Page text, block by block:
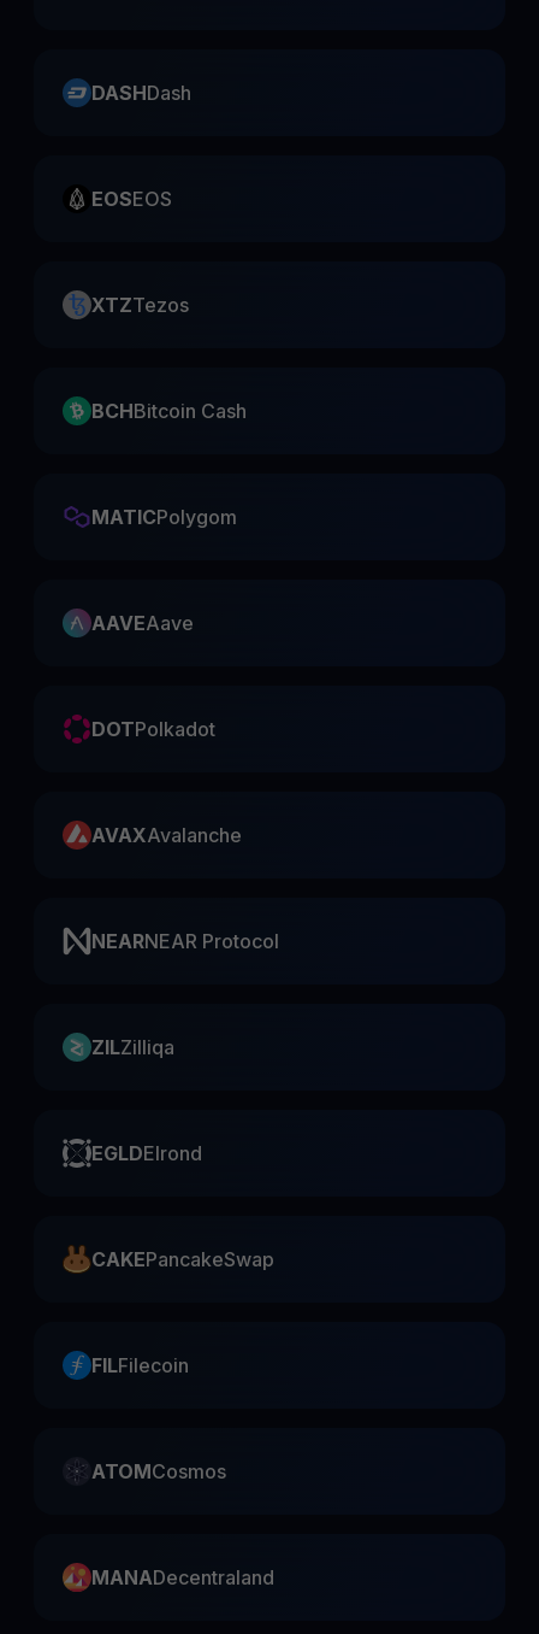
DASHDash
EOSEOS
XTZTezos
BCHBitcoin Cash
MATICPolygom
AAVEAave
DOTPolkadot
AVAXAvalanche
NEARNEAR Protocol
ZILZilliqa
EGLDElrond
CAKEPancakeSwap
FILFilecoin
ATOMCosmos
MANADecentraland